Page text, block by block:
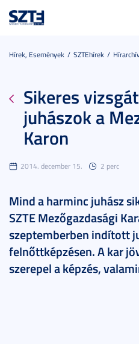
Hírek, Események SZTEhírek
Sikeres
juhászok a
Karon
2014. december 15. 2 perc
Mind a harminc juhász
SZTE Mezőgazdasági
szeptemberben indított
felnőttképzésen. A kar
szerepel a képzés,